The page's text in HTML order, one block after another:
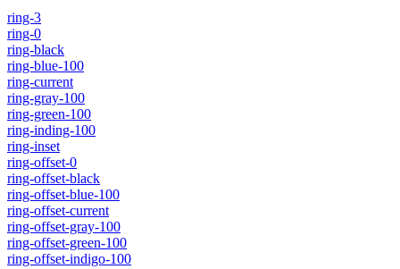
ring-3
ring-0
ring-black
ring-blue-100
ring-current
ring-gray-100
ring-green-100
ring-inding-100
ring-inset
ring-offset-0
ring-offset-black
ring-offset-blue-100
ring-offset-current
ring-offset-gray-100
ring-offset-green-100
ring-offset-indigo-100